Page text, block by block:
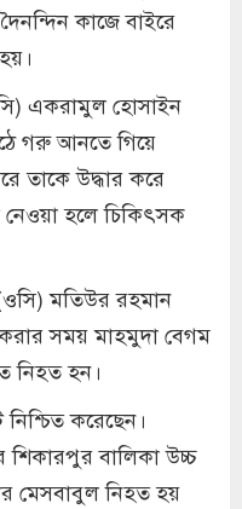
কাজে বাইরে
একরামুল হোসাইন
গরু আনতে গিয়ে
তাকে উদ্ধার করে
নেওয়া হলে চিকিৎসক
(ওসি) মতিউর রহমান
সময় মাহমুদা বেগম
নিহত হন।
নিশ্চিত করেছেন।
বালিকা উচ্চ
মেসবাবুল নিহত হয়